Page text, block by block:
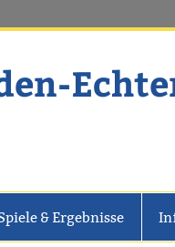
& Ergebnisse